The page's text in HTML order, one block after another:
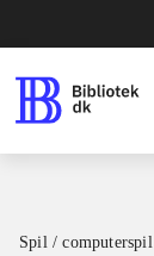
Spil / computerspil